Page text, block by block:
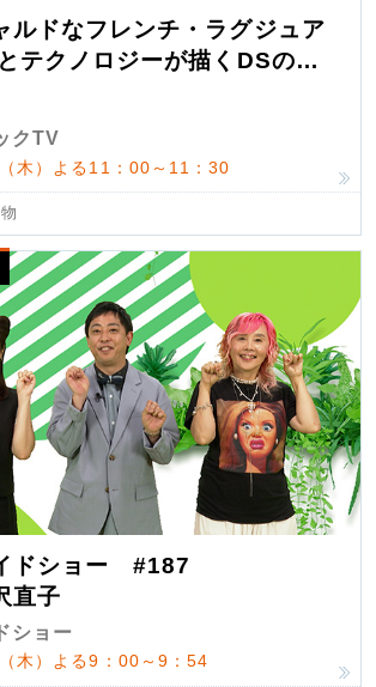
ルドなフレンチ・ラグジュア
テクノロジーが描くDSの世
クTV
木）よる11：00～11：30
ドショー #187
直子
ショー
木）よる9：00～9：54